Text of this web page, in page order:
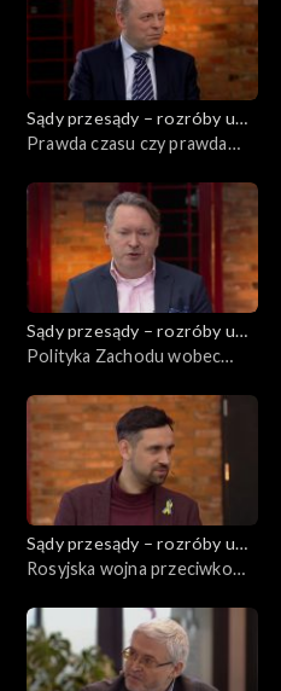
Sądy przesądy – rozróby u
Kuby
Prawda czasu czy prawda
Paweł II a zjawisko
tuszowania pedofilii wśród
duchownych
Sądy przesądy – rozróby u
Kuby
Polityka Zachodu wobec
atlantyckich w kontekście
wojny na Ukrainie
Sądy przesądy – rozróby u
Kuby
Rosyjska wojna przeciwko
Ukrainy jako instrument
imperialnej polityki
kolonialnej